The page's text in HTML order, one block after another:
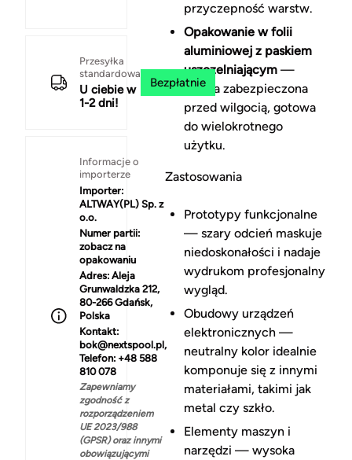
Przesyłka
standardowa
U ciebie w
1-2 dni!
Bezpłatnie
Informacje o
importerze
Importer:
ALTWAY(PL) Sp. z
o.o.
Numer partii:
zobacz na
opakowaniu
Adres: Aleja
Grunwaldzka 212,
80-266 Gdańsk,
Polska
Kontakt:
bok@nextspool.pl,
Telefon: +48 588
810 078
Zapewniamy
zgodność z
rozporządzeniem
UE 2023/988
(GPSR) oraz innymi
obowiązującymi
przyczepność warstw.
Opakowanie w folii
aluminiowej z paskiem
uszczelniającym—
szpula zabezpieczona
przed wilgocią, gotowa
do wielokrotnego
użytku.
Zastosowania
Prototypy funkcjonalne
— szary odcień maskuje
niedoskonałości i nadaje
wydrukom profesjonalny
wygląd.
Obudowy urządzeń
elektronicznych —
neutralny kolor idealnie
komponuje się z innymi
materiałami, takimi jak
metal czy szkło.
Elementy maszyn i
narzędzi — wysoka